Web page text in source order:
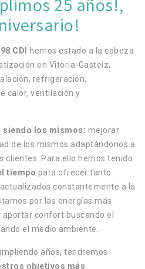
25 años!,
CDI
hemos estado a la cabeza
en Vitoria-Gasteiz,
refrigeración,
calor, ventilación y
siendo los mismos: mejorar
de los mismos adaptándonos a
clientes. Para ello hemos tenido
tiempo para ofrecer tanto
constantemente a la
por las energías más
confort buscando el
el medio ambiente.
años, tendremos
objetivos más